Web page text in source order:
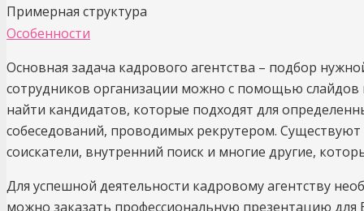
Примерная структура
Особенности
Основная задача кадрового агентства – подбор
сотрудников организации можно с помощью
найти кандидатов, которые подходят для
собеседований, проводимых рекрутером.
соискатели, внутренний поиск и многие другие,
Для успешной деятельности кадровому агентству
можно заказать профессиональную презентацию